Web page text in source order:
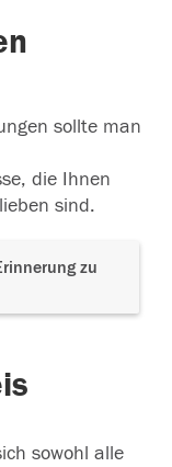
sollte man
die Ihnen
sind.
zu
sowohl alle